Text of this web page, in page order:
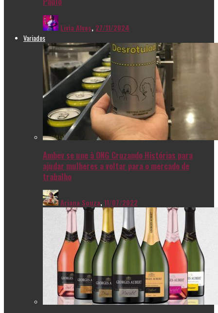
Livia Alves, 27/11/2024
Variados
Ambev se une à ONG Cruzando Histórias para
ajudar mulheres a voltar para o mercado de
trabalho
Ariana Souza,11/07/2022